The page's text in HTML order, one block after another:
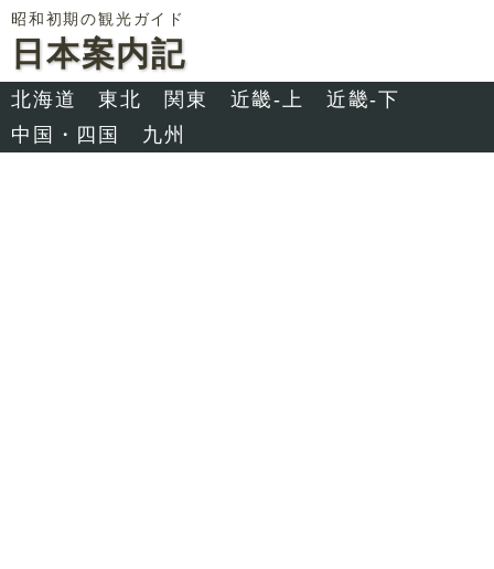
昭和初期の観光ガイド
日本案内記
北海道 東北 関東 近畿-上
近畿-下
中国・四国
九州